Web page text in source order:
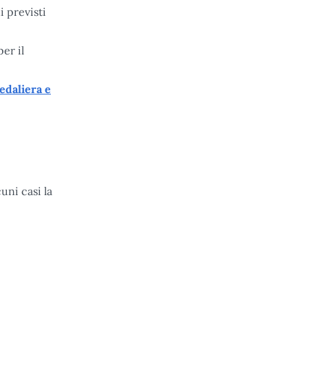
previsti
il
e
casi la